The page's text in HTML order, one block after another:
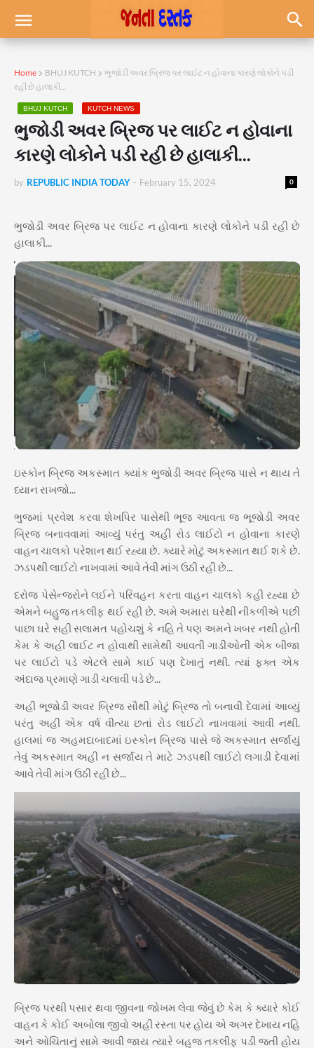
Home BHUJ KUTCH
ભુજોડી અવર બ્રિજ પર લાઈટ ન હોવાના કારણે લોકોને પડી
રહી છે હાલાકી...
BHUJ KUTCH KUTCH NEWS
ભુજોડી અવર બ્રિજ પર લાઈટ ન હોવાના
કારણે લોકોને પડી રહી છે હાલાકી...
by REPUBLIC INDIA TODAY 0
- February 15, 2024
ભુજોડી અવર બ્રિજ પર લાઈટ ન હોવાના કારણે લોકોને પડી રહી છે
હાલાકી...
ઇસ્કોન બ્રિજ અકસ્માત ક્યાંક ભુજોડી અવર બ્રિજ પાસે ન થાય તે
ધ્યાન રાખજો...
ભુજમાં પ્રવેશ કરવા શેખપિર પાસેથી ભૂજ આવતા જ ભૂજોડી અવર
બ્રિજ બનાવવામાં આવ્યું પરંતુ અહી રોડ લાઈટો ન હોવાના કારણે
વાહન ચાલકો પરેશાન થઈ રહ્યા છે. ક્યારે મોટું અકસ્માત થઈ શકે છે.
ઝડપથી લાઈટો નાખવામાં આવે તેવી માંગ ઉઠી રહી છે...
દરોજ પેસેન્જરોને લઈને પરિવહન કરતા વાહન ચાલકો કહી રહ્યા છે
એમને બહુજ તકલીફ થઈ રહી છે. અમે અમારા ઘરેથી નીકળીએ પછી
પાછા ઘરે સહી સલામત પહોચશું કે નહિ તે પણ અમને ખબર નથી હોતી
કેમ કે અહી લાઈટ ન હોવાથી સામેથી આવતી ગાડીઓની એક બીજા
પર લાઈટો પડે એટલે સામે કાઈ પણ દેખાતું નથી. ત્યાં ફક્ત એક
અંદાજ પ્રમાણે ગાડી ચલાવી પડે છે...
અહી ભૂજોડી અવર બ્રિજ સૌથી મોટું બ્રિજ તો બનાવી દેવામાં આવ્યું
પરંતુ અહી એક વર્ષ વીત્યા છતાં રોડ લાઈટો નાખવામાં આવી નથી.
હાલમાં જ અહમદાબાદમાં ઇસ્કોન બ્રિજ પાસે જે અકસ્માત સર્જાયું
તેવું અકસ્માત અહી ન સર્જાય તે માટે ઝડપથી લાઈટો લગાડી દેવામાં
આવે તેવી માંગ ઉઠી રહી છે...
બ્રિજ પરથી પસાર થવા જીવના જોખમ લેવા જેવું છે કેમ કે ક્યારે કોઈ
વાહન કે કોઈ અબોલા જીવો અહી રસ્તા પર હોય એ અગર દેખાય નહિ
અને ઓચિંતાનું સામે આવી જાય ત્યારે બહુજ તકલીફ પડી જતી હોય